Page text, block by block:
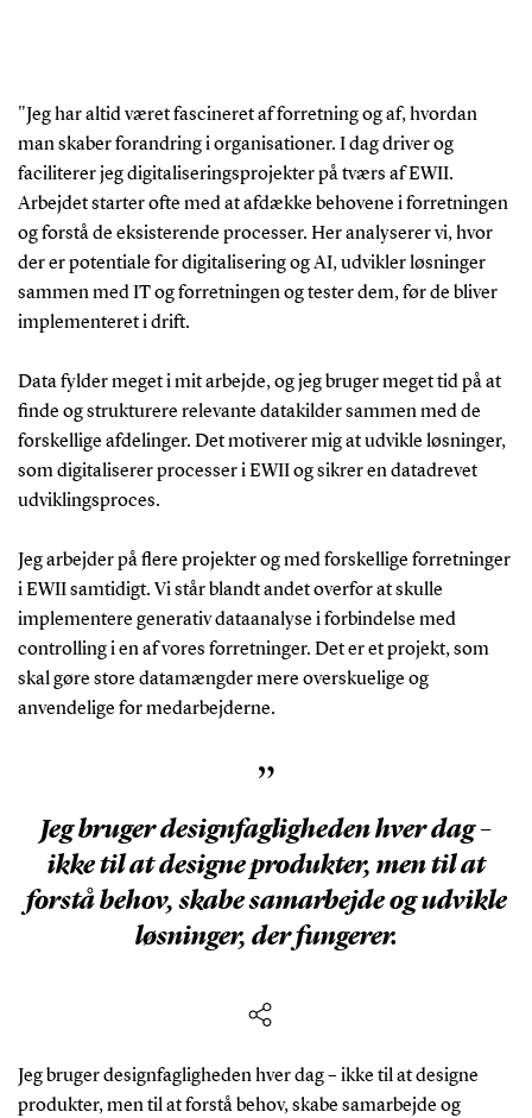
"Jeg har altid været fascineret af forretning og af, hvordan
man skaber forandring i organisationer. I dag driver og
faciliterer jeg digitaliseringsprojekter på tværs af EWII.
Arbejdet starter ofte med at afdække behovene i forretningen
og forstå de eksisterende processer. Her analyserer vi, hvor
der er potentiale for digitalisering og AI, udvikler løsninger
sammen med IT og forretningen og tester dem, før de bliver
implementeret i drift.
Data fylder meget i mit arbejde, og jeg bruger meget tid på at
finde og strukturere relevante datakilder sammen med de
forskellige afdelinger. Det motiverer mig at udvikle løsninger,
som digitaliserer processer i EWII og sikrer en datadrevet
udviklingsproces.
Jeg arbejder på flere projekter og med forskellige forretninger
i EWII samtidigt. Vi står blandt andet overfor at skulle
implementere generativ dataanalyse i forbindelse med
controlling i en af vores forretninger. Det er et projekt, som
skal gøre store datamængder mere overskuelige og
anvendelige for medarbejderne.
”
Jeg bruger designfagligheden hver dag –
ikke til at designe produkter, men til at
forstå behov, skabe samarbejde og udvikle
løsninger, der fungerer.
Jeg bruger designfagligheden hver dag – ikke til at designe
produkter, men til at forstå behov, skabe samarbejde og